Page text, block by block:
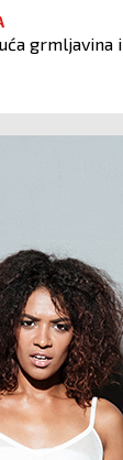
grmljavina i